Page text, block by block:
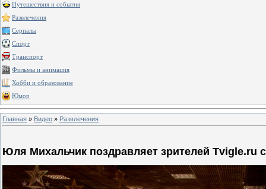
Путешествия и события
Развлечения
Сериалы
Спорт
Транспорт
Фильмы и анимация
Хобби и образование
Юмор
Главная » Видео » Развлечения
Юля Михальчик поздравляет зрителей Tvigle.ru